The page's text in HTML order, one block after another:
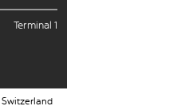
Terminal 1